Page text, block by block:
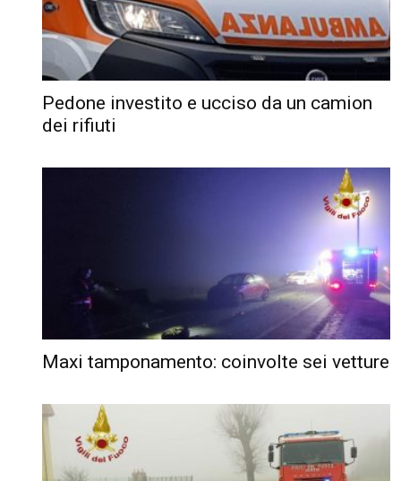
Pedone investito e ucciso da un camion
dei rifiuti
Maxi tamponamento: coinvolte sei vetture